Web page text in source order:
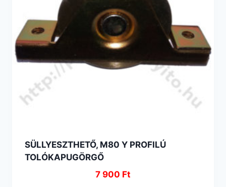
SÜLLYESZTHETŐ, M80 Y PROFILÚ
TOLÓKAPUGÖRGŐ
7 900 Ft